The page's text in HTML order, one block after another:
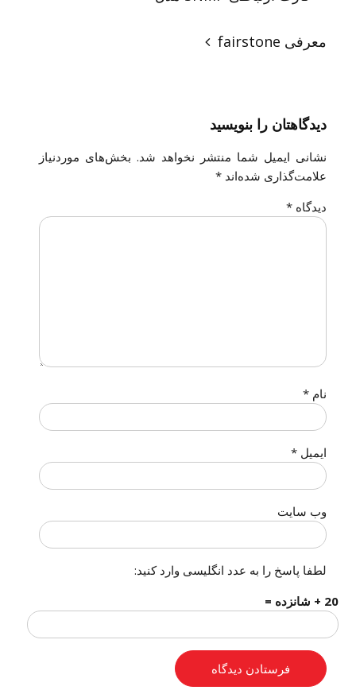
معرفی fairstone
دیدگاهتان را بنویسید
نشانی ایمیل شما منتشر نخواهد شد. بخش‌های موردنیاز
علامت‌گذاری شده‌اند*
دیدگاه*
نام*
ایمیل*
وب‌ سایت
لطفا پاسخ را به عدد انگلیسی وارد کنید:
20 + شانزده =